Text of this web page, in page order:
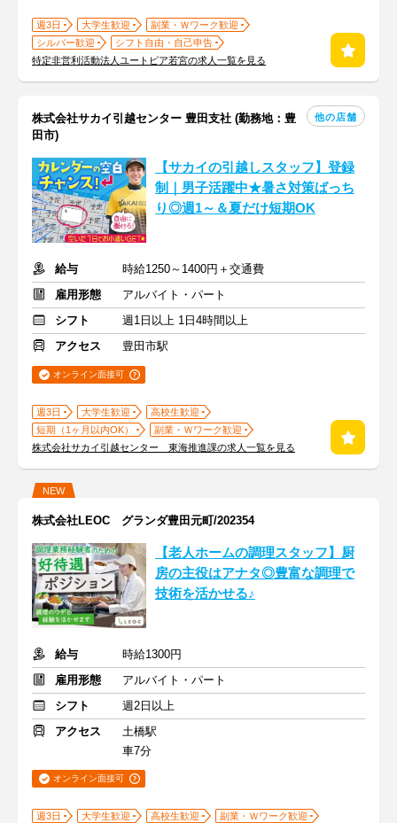
週3日 大学生歓迎
副業・Ｗワーク歓迎
シルバー歓迎
シフト自由・自己申告
特定非営利活動法人ユートピア若宮の求人一覧を見る
株式会社サカイ引越センター 豊田支社 (勤務地：豊
田市)
他の店舗
【サカイの引越しスタッフ】登録
制｜男子活躍中★暑さ対策ばっち
り◎週1～＆夏だけ短期OK
給与
時給1250～1400円＋交通費
雇用形態
アルバイト・パート
シフト
週1日以上 1日4時間以上
アクセス
豊田市駅
オンライン面接可
週3日 大学生歓迎
高校生歓迎
短期（1ヶ月以内OK）
副業・Ｗワーク歓迎
株式会社サカイ引越センター 東海推進課の求人一覧を見る
NEW
株式会社LEOC グランダ豊田元町/202354
【老人ホームの調理スタッフ】厨
房の主役はアナタ◎豊富な調理で
技術を活かせる♪
給与
時給1300円
雇用形態
アルバイト・パート
シフト
週2日以上
アクセス
土橋駅
車7分
オンライン面接可
週3日 大学生歓迎 高校生歓迎
副業・Ｗワーク歓迎